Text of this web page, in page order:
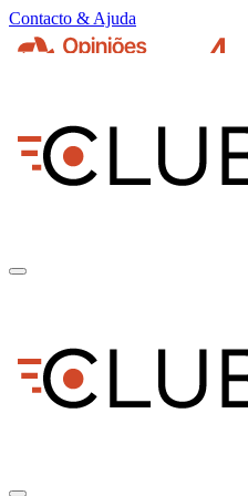
Contacto & Ajuda